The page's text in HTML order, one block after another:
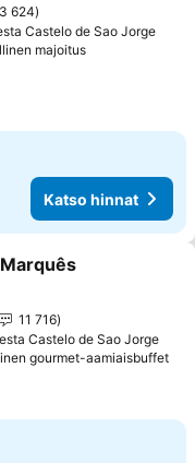
3 624
Castelo de Sao Jorge
majoitus
Katso hinnat
Marquês
11 716
Castelo de Sao Jorge
gourmet-aamiaisbuffet